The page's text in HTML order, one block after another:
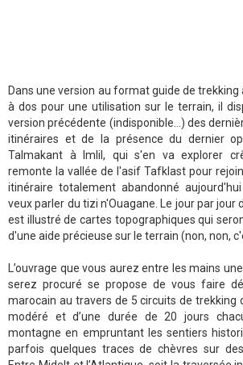
Dans une version au format guide de trekking
à dos pour une utilisation sur le terrain, il
version précédente (indisponible...) des
itinéraires et de la présence du dernier
Talmakant à Imlil, qui s'en va explorer
remonte la vallée de l'asif Tafklast pour
itinéraire totalement abandonné
veux parler du tizi n'Ouagane. Le jour par jour
est illustré de cartes topographiques qui
d'une aide précieuse sur le terrain (non, non,
L’ouvrage que vous aurez entre les mains
serez procuré se propose de vous faire
marocain au travers de 5 circuits de trekking
modéré et d’une durée de 20 jours
montagne en empruntant les sentiers
parfois quelques traces de chèvres sur